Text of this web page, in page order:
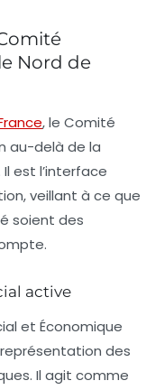
Nord de
, le Comité
au-delà de la
est l’interface
veillant à ce que
soient des
active
et Économique
représentation des
Il agit comme